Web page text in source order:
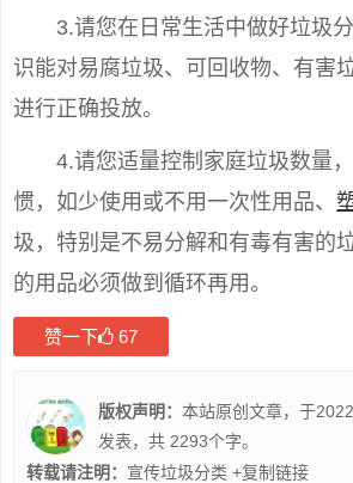
3.请您在日常生活中做好垃圾分
识能对易腐垃圾、可回收物、有害
进行正确投放。
4.请您适量控制家庭垃圾数量，
惯，如少使用或不用一次性用品、
圾，特别是不易分解和有毒有害的
的用品必须做到循环再用。
赞一下 67
版权声明： 本站原创文章，于
发表，共 2293个字。
转载请注明： 宣传垃圾分类 +复制链接